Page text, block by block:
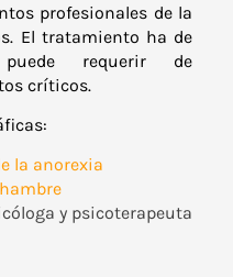
profesionales de la
El tratamiento ha de
requerir de
críticos.
la anorexia
y psicoterapeuta